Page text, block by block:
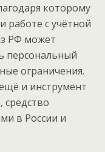
которому
работе с учётной
РФ может
персональный
ограничения.
и инструмент
средство
в России и